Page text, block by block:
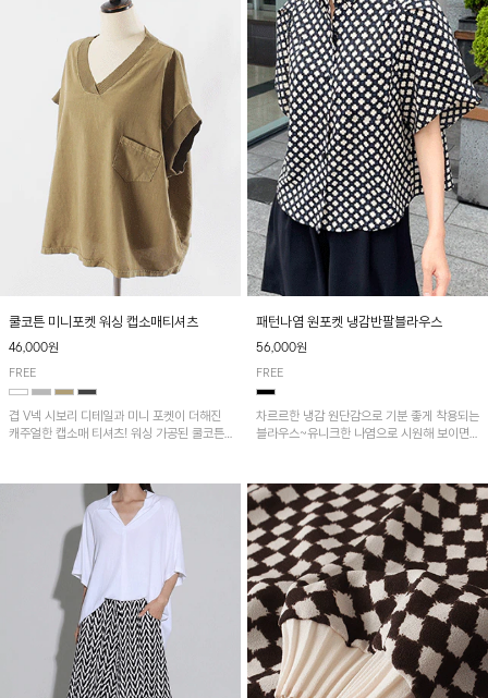
쿨코튼 미니포켓 워싱 캡소매티셔츠
46,000원
FREE
겹 V넥 시보리 디테일과 미니 포켓이 더해진
캐주얼한 캡소매 티셔츠! 워싱 가공된 쿨코튼
패턴나염 원포켓 냉감반팔블라우스
56,000원
FREE
차르르한 냉감 원단감으로 기분 좋게 착용되는
블라우스~유니크한 나염으로 시원해 보이면